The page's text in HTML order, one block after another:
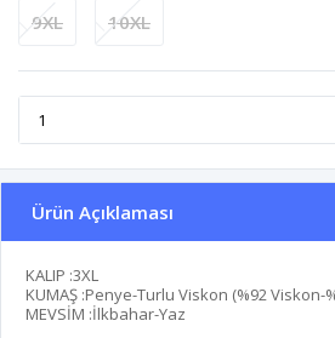
9XL 10XL
Ürün Açıklaması
KALIP :3XL
KUMAŞ :Penye-Turlu Viskon (%92 Viskon-
MEVSİM :İlkbahar-Yaz